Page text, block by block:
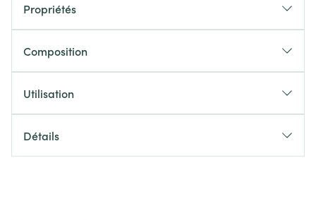
Propriétés
Composition
Utilisation
Détails